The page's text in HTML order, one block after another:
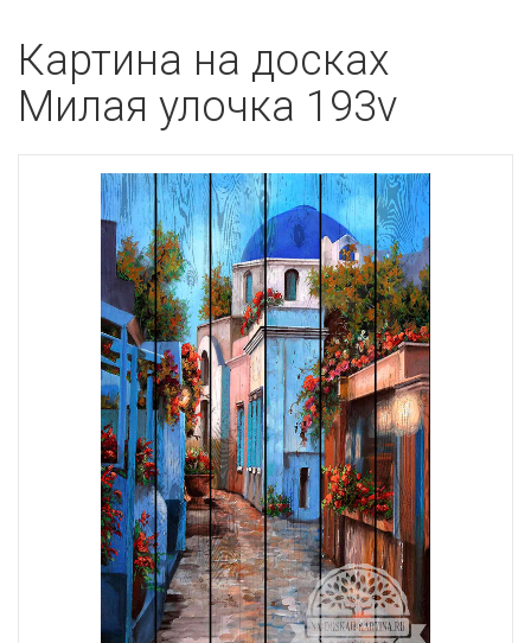
Картина на досках
Милая улочка 193v